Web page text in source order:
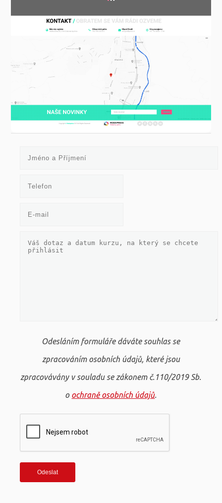
Odesláním formuláře dáváte souhlas se
zpracováním osobních údajů, které jsou
zpracovávány v souladu se zákonem č.110/2019 Sb.
o ochraně osobních údajů.